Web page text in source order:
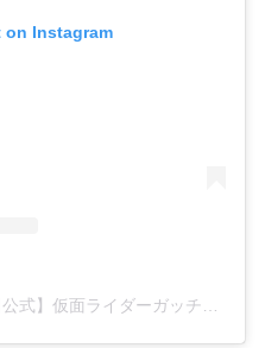
Instagram